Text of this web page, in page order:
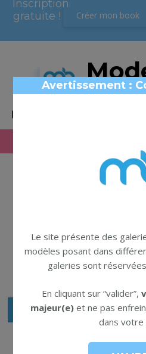
Inscription
gratuite !
Créer mon book
Book
Tom-
Inscription
gratuite !
Créer mon book
Avertissement :
Le site présente des
modèles posant dans
galeries sont
En cliquant sur “valider”,
majeur(e) et ne pas
dans votre